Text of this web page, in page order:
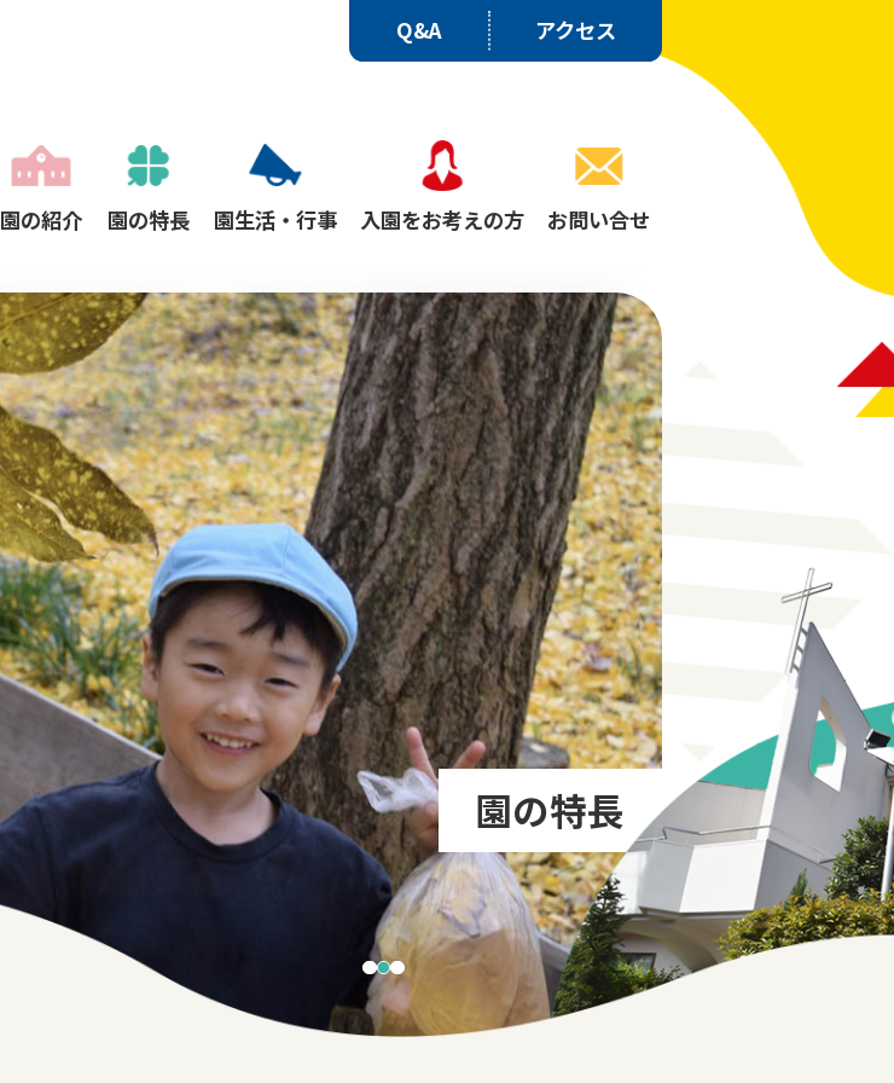
Q&A アクセス
園の紹介 園の特長 園生活・行事 入園をお考えの方 お問い合せ
キリストの愛を感じて
かけがえのない今を輝いて生きる
園の特長
入園をお考えの方